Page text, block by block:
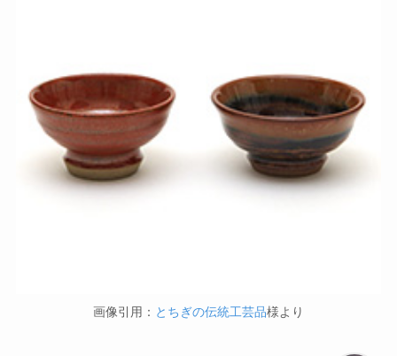
画像引用： とちぎの伝統工芸品様より